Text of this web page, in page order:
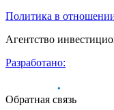
Политика в
Агентство
Разработано:
Обратная связь